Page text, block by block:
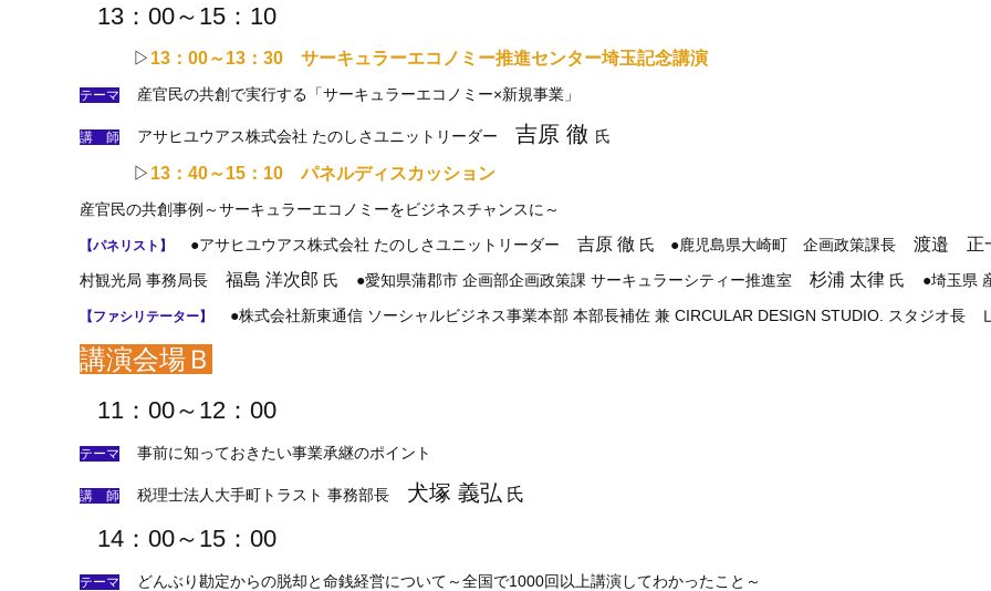
13：00～15：10
▷ 13：00～13：30 サーキュラーエコノミー推進センター埼玉記念講演
テーマ 産官民の共創で実行する「サーキュラーエコノミー×新規事業」
講 師 アサヒユウアス株式会社 たのしさユニットリーダー 吉原 徹 氏
▷ 13：40～15：10 パネルディスカッション
産官民の共創事例～サーキュラーエコノミーをビジネスチャンスに～
【パネリスト】 ●アサヒユウアス株式会社 たのしさユニットリーダー 吉原 徹 氏 ●鹿児島県大崎町 企画政策課長 渡邉 正
村観光局 事務局長 福島 洋次郎 氏 ●愛知県蒲郡市 企画部企画政策課 サーキュラーシティー推進室 杉浦 太律 氏 ●埼玉県
【ファシリテーター】 ●株式会社新東通信 ソーシャルビジネス事業本部 本部長補佐 兼 CIRCULAR DESIGN STUDIO. スタジオ長
講演会場Ｂ
11：00～12：00
テーマ 事前に知っておきたい事業承継のポイント
講 師 税理士法人大手町トラスト 事務部長 犬塚 義弘 氏
14：00～15：00
テーマ どんぶり勘定からの脱却と命銭経営について～全国で1000回以上講演してわかったこと～